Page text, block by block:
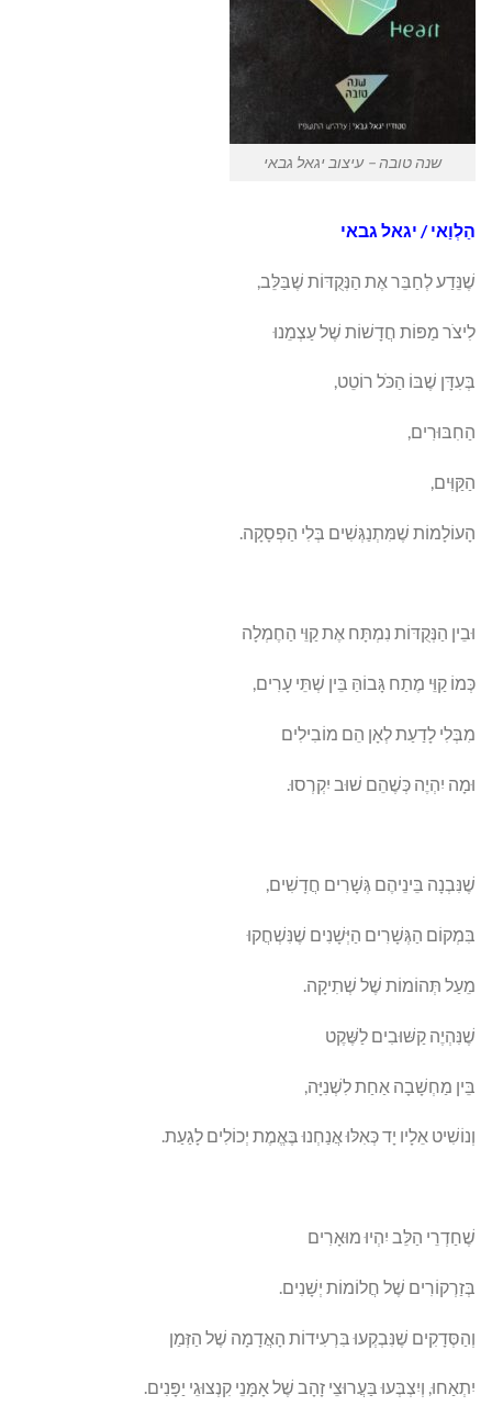
שנה טובה – עיצוב יגאל גבאי
הַלְוַאי / יגאל גבאי
שֶׁנֵּדַע לְחַבֵּר אֶת הַנְּקֻדּוֹת שֶׁבַּלֵּב,
לִיצֹר מַפּוֹת חֲדָשׁוֹת שֶׁל עַצְמֵנוּ
בְּעִדָּן שֶׁבּוֹ הַכֹּל רוֹטֵט,
הַחִבּוּרִים,
הַקַּוִּים,
הָעוֹלָמוֹת שֶׁמִּתְנַגְּשִׁים בְּלִי הַפְסָקָה.
וּבֵין הַנְּקֻדּוֹת נִמְתָּח אֶת קַוֵּי הַחֶמְלָה
כְּמוֹ קַוֵּי מֶתַח גָּבוֹהַּ בֵּין שְׁתֵּי עָרִים,
מִבְּלִי לָדַעַת לְאָן הֵם מוֹבִילִים
וּמָה יִהְיֶה כְּשֶׁהֵם שׁוּב יִקְרְסוּ.
שֶׁנִּבְנָה בֵּינֵיהֶם גְּשָׁרִים חֲדָשִׁים,
בִּמְקוֹם הַגְּשָׁרִים הַיְּשָׁנִים שֶׁנִּשְׁחֲקוּ
מֵעַל תְּהוֹמוֹת שֶׁל שְׁתִיקָה.
שֶׁנִּהְיֶה קַשּׁוּבִים לַשֶּׁקֶט
בֵּין מַחְשָׁבָה אַחַת לִשְׁנִיָּה,
וְנוֹשִׁיט אֵלָיו יָד כְּאִלּוּ אֲנַחְנוּ בֶּאֱמֶת יְכוֹלִים לָגַעַת.
שֶׁחַדְרֵי הַלֵּב יִהְיוּ מוּאָרִים
בְּזַרְקוֹרִים שֶׁל חֲלוֹמוֹת יְשָׁנִים.
וְהַסְּדָקִים שֶׁנִּבְקְעוּ בִּרְעִידוֹת הָאֲדָמָה שֶׁל הַזְּמַן
יִתְאַחוּ, וְיִצְבְּעוּ בַּעֲרוּצֵי זָהָב שֶׁל אָמָּנֵי קִנְצוּגֵי יַפָּנִים.